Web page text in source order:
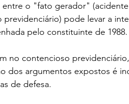
o "fato gerador"
pode levar a
pelo constituinte de 1988.
no contencioso
dos argumentos expostos é
de defesa.